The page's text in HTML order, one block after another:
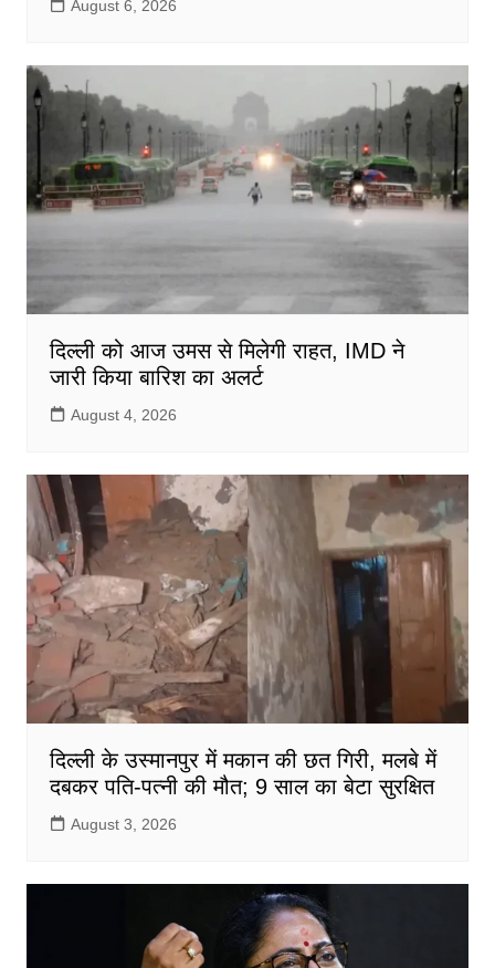
August 6, 2026
दिल्ली को आज उमस से मिलेगी राहत, IMD ने
जारी किया बारिश का अलर्ट
August 4, 2026
दिल्ली के उस्मानपुर में मकान की छत गिरी, मलबे में
दबकर पति-पत्नी की मौत; 9 साल का बेटा सुरक्षित
August 3, 2026